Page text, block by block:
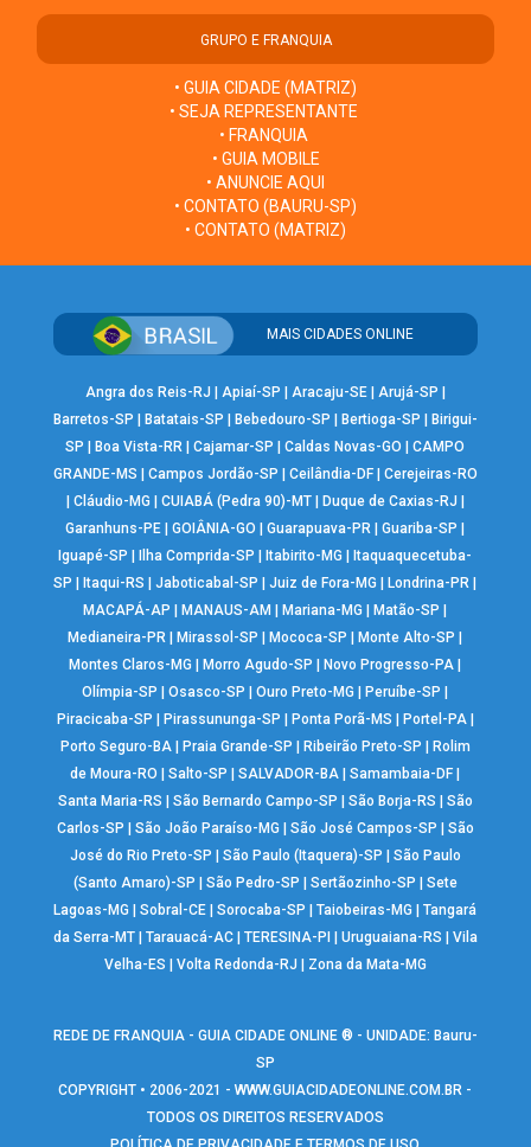
GRUPO E FRANQUIA
• GUIA CIDADE (MATRIZ)
• SEJA REPRESENTANTE
• FRANQUIA
• GUIA MOBILE
• ANUNCIE AQUI
• CONTATO (BAURU-SP)
• CONTATO (MATRIZ)
MAIS CIDADES ONLINE
Angra dos Reis-RJ | Apiaí-SP | Aracaju-SE| Arujá-SP |
Barretos-SP | Batatais-SP | Bebedouro-SP | Bertioga-SP | Birigui-
SP |Boa Vista-RR |Cajamar-SP |Caldas Novas-GO |CAMPO
GRANDE-MS | Campos Jordão-SP | Ceilândia-DF| Cerejeiras-RO
| Cláudio-MG | CUIABÁ (Pedra 90)-MT| Duque de Caxias-RJ |
Garanhuns-PE |GOIÂNIA-GO |Guarapuava-PR |Guariba-SP |
Iguapé-SP |Ilha Comprida-SP |Itabirito-MG |Itaquaquecetuba-
SP |Itaqui-RS |Jaboticabal-SP |Juiz de Fora-MG |Londrina-PR |
MACAPÁ-AP |MANAUS-AM |Mariana-MG |Matão-SP |
Medianeira-PR |Mirassol-SP |Mococa-SP |Monte Alto-SP |
Montes Claros-MG |Morro Agudo-SP |Novo Progresso-PA |
Olímpia-SP |Osasco-SP |Ouro Preto-MG |Peruíbe-SP |
Piracicaba-SP | Pirassununga-SP | Ponta Porã-MS | Portel-PA|
Porto Seguro-BA| Praia Grande-SP | Ribeirão Preto-SP | Rolim
de Moura-RO |Salto-SP |SALVADOR-BA |Samambaia-DF |
Santa Maria-RS | São Bernardo Campo-SP | São Borja-RS | São
Carlos-SP | São João Paraíso-MG | São José Campos-SP | São
José do Rio Preto-SP | São Paulo (Itaquera)-SP | São Paulo
(Santo Amaro)-SP | São Pedro-SP | Sertãozinho-SP | Sete
Lagoas-MG |Sobral-CE |Sorocaba-SP |Taiobeiras-MG |Tangará
da Serra-MT| Tarauacá-AC| TERESINA-PI | Uruguaiana-RS | Vila
Velha-ES | Volta Redonda-RJ | Zona da Mata-MG
REDE DE FRANQUIA - GUIA CIDADE ONLINE ® - UNIDADE: Bauru-
SP
COPYRIGHT • 2006-2021 -WWW.GUIACIDADEONLINE.COM.BR -
TODOS OS DIREITOS RESERVADOS